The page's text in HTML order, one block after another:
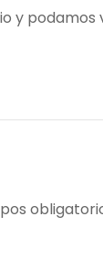
y